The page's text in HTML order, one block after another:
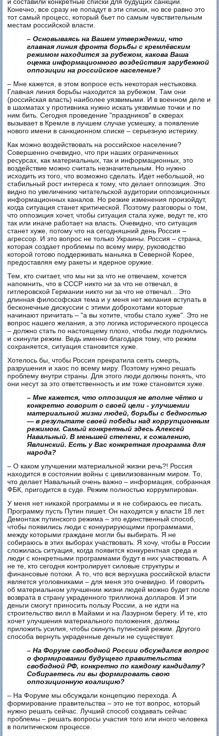
и составили конкретные списки для будущих санкций.
Конечно, все сразу не попадут в эти списки, но все равно это
тот самый процесс, который бьет по самым чувствительным
местам российской власти.
– Основываясь на Вашем утверждении, что
главная линия фронта борьбы с кремлёвским
режимом находится за рубежом, какова Ваша
оценка информационного воздействия зарубежной
оппозиции на российское население?
– Мне кажется, в этом вопросе есть некоторая нестыковка.
Главная линия борьбы находится за рубежом. Там они
(российская власть) наиболее уязвимыми. И в военном деле и
в шахматах у противника нужно искать уязвимые точки и по
ним бить. Сегодня проведение "праздников" в скверах
вызывает в Кремле в лучшем случае усмешку, а появление
нового имени в санкционном списке – серьезную истерику.
Как можно воздействовать на российское население?
Совершенно очевидно, что при наших ограниченных
ресурсах, как материальных, так и информационных, это
воздействие можно считать незначительным. Но нужно
исходить из того, что возможно сделать. Идет небольшой, но
стабильный рост интереса к тому, что делает оппозиция. Это
видно по увеличению читательской аудитории оппозиционных
информационных каналов. Но резкие изменения произойдут,
когда ситуация станет критической. Поэтому разговоры о том,
что оппозиция хочет, чтобы ситуация стала хуже, ведут те, кто
так или иначе работает на власть. Очевидно, что ситуация
станет хуже, потому что на сегодняшний день Россия –
агрессор. И это вопрос не только Украины. Россия – страна,
которая создает проблемы по всему миру, руководство
которой готово поддерживать маньяка в Северной Корее,
предоставляя ему ракеты и ядерное оружие.
Тем, кто считает, что мы ни за что не отвечаем, хочется
напомнить, что в СССР никто ни за что не отвечал, в
гитлеровской Германии никто ни за что не отвечал... Это
длинная философская тема и у меня нет желания вступать в
бесконечные дискуссии с этими доброхотами которые
начинают причитать – "а вы хотите, чтобы стало хуже". Это не
вопрос нашего желания, а это логика исторического процесса
– должно стать по настоящему плохо, чтобы люди поднялись
и скинули режим. Ведь именно благодаря тому, что режим
сохраняется, ситуация становится хуже.
Хотелось бы, чтобы Россия прекратила сеять смерть,
разрушения и хаос по всему миру. Поэтому нужно решать
проблему внутри страны. Для этого люди должны понять, что
они несут за это ответственность и им тоже становится хуже.
– Мне кажется, что оппозиция не вполне чётко и
конкретно говорит о своей цели - улучшении
материальной жизни людей, борьбы с бедностью
— в результате своей победы над коррупционным
режимом. Самый конкретный здесь Алексей
Навальный. В меньшей степени, к сожалению,
Явлинский. Есть у Вас конкретная программа для
народа?
– О каком улучшении материальной жизни речь?! Россия
находится в состоянии войны с цивилизованным миром. То,
что делает Навальный очень важно – информация, собранная
ФБК, пригодится в суде. Режим полностью коррумпирован.
У меня нет никакой программы и я не собираюсь ее писать.
Программу пусть Путин пишет. Он находится у власти 18 лет.
Демонтаж путинского режима – это единственный способ,
чтобы появились люди с конкурирующими программами,
между которыми граждане могли бы выбирать. Я не
собираюсь в этих выборах участвовать. Я хочу, чтобы в России
сложилась ситуация, когда появится конкурентная среда и
люди с конкретными программами будут в них участвовать. А
не те, кто сегодня контролирует силовые структуры и
финансовые потоки. А то, что вся верхушка российской власти
является уголовниками – для меня это очевидно. И говорить
об материальном улучшении жизни людей можно будет после
возврата в страну украденного триллиона долларов. И эти
деньги смогут приносить пользу России, а не идти на
строительство вилл в Майами и на Лазурном берегу. И те, кто
хочет улучшения материального положения, должны
приложить усилия, чтобы скинуть путинский режим. Другого
способа вернуть украденные деньги не существует.
– На Форуме свободной России обсуждался вопрос
о формировании будущего правительства
свободной РФ, конкретно по каждому кандидату?
Собираетесь ли вы формировать свою
оппозиционную коалицию?
– На Форуме мы обсуждали концепцию перехода. А
формирование правительства – это не тот вопрос, который
нужно решать сейчас. Лучший способ создавать сейчас
проблемы – решать вопросы участия того или иного человека
в политическом процессе.